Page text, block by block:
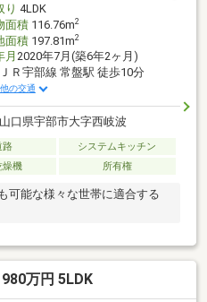
り 4LDK
面積116.76m2
面積197.81m2
月 2020年7月(築6年2ヶ月)
ＪＲ宇部線 常盤駅 徒歩10分
の交通
山口県宇部市大字西岐波
路
システムキッチン
燥機 所有権
可能な様々な世帯に適合する
万円 5LDK